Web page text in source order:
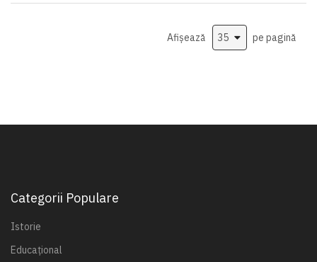
Afișează pe pagină
Categorii Populare
Istorie
Educațional